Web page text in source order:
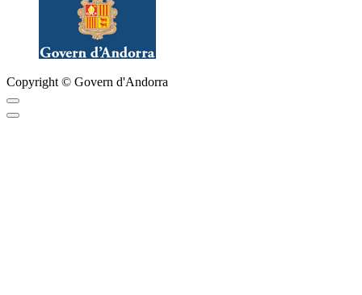
Copyright © Govern d'Andorra